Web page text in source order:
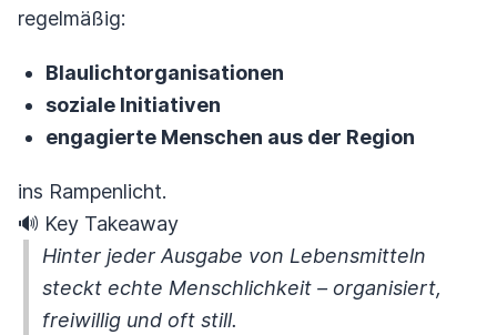
regelmäßig:
Blaulichtorganisationen
soziale Initiativen
engagierte Menschen aus der Region
ins Rampenlicht.
🔊 Key Takeaway
Hinter jeder Ausgabe von Lebensmitteln
steckt echte Menschlichkeit – organisiert,
freiwillig und oft still.